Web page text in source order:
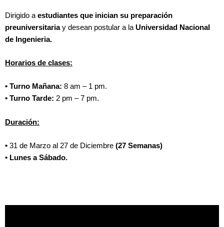
Dirigido a estudiantes que inician su preparación
preuniversitariay desean postular a la Universidad Nacional
de Ingenieria.
Horarios de clases:
• Turno Mañana: 8 am – 1 pm.
• Turno Tarde: 2 pm – 7 pm.
Duración:
• 31 de Marzo al 27 de Diciembre (27 Semanas)
• Lunes a Sábado.